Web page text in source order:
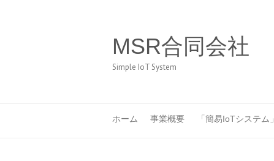
MSR合同会社
Simple IoT System
ホーム 事業概要 「簡易IoTシステム」